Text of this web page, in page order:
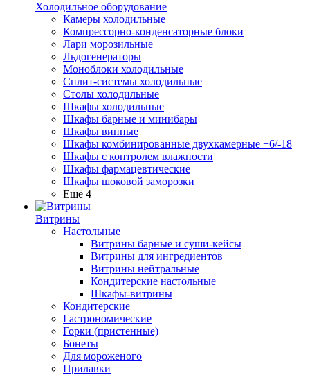
Холодильное оборудование
Камеры холодильные
Компрессорно-конденсаторные блоки
Лари морозильные
Льдогенераторы
Моноблоки холодильные
Сплит-системы холодильные
Столы холодильные
Шкафы холодильные
Шкафы барные и минибары
Шкафы винные
Шкафы комбинированные двухкамерные +6/-18
Шкафы с контролем влажности
Шкафы фармацевтические
Шкафы шоковой заморозки
Ещё 4
Витрины
Настольные
Витрины барные и суши-кейсы
Витрины для ингредиентов
Витрины нейтральные
Кондитерские настольные
Шкафы-витрины
Кондитерские
Гастрономические
Горки (пристенные)
Бонеты
Для мороженого
Прилавки